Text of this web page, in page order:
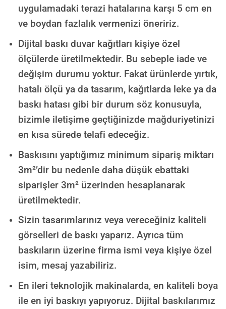
uygulamadaki terazi hatalarına karşı 5 cm en
ve boydan fazlalık vermenizi öneririz.
Dijital baskı duvar kağıtları kişiye özel
ölçülerde üretilmektedir. Bu sebeple iade ve
değişim durumu yoktur. Fakat ürünlerde yırtık,
hatalı ölçü ya da tasarım, kağıtlarda leke ya da
baskı hatası gibi bir durum söz konusuyla,
bizimle iletişime geçtiğinizde mağduriyetinizi
en kısa sürede telafi edeceğiz.
Baskısını yaptığımız minimum sipariş miktarı
3m²’dir bu nedenle daha düşük ebattaki
siparişler 3m² üzerinden hesaplanarak
üretilmektedir.
Sizin tasarımlarınız veya vereceğiniz kaliteli
görselleri de baskı yaparız. Ayrıca tüm
baskıların üzerine firma ismi veya kişiye özel
isim, mesaj yazabiliriz.
En ileri teknolojik makinalarda, en kaliteli boya
ile en iyi baskıyı yapıyoruz. Dijital baskılarımız